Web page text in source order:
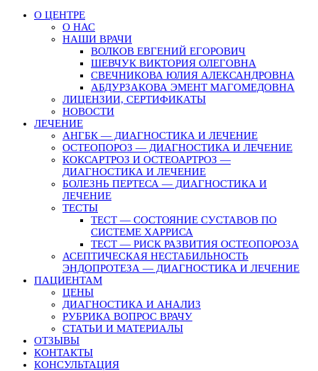
О ЦЕНТРЕ
О НАС
НАШИ ВРАЧИ
ВОЛКОВ ЕВГЕНИЙ ЕГОРОВИЧ
ШЕВЧУК ВИКТОРИЯ ОЛЕГОВНА
СВЕЧНИКОВА ЮЛИЯ АЛЕКСАНДРОВНА
АБДУРЗАКОВА ЭМЕНТ МАГОМЕДОВНА
ЛИЦЕНЗИИ, СЕРТИФИКАТЫ
НОВОСТИ
ЛЕЧЕНИЕ
АНГБК — ДИАГНОСТИКА И ЛЕЧЕНИЕ
ОСТЕОПОРОЗ — ДИАГНОСТИКА И ЛЕЧЕНИЕ
КОКСАРТРОЗ И ОСТЕОАРТРОЗ —
ДИАГНОСТИКА И ЛЕЧЕНИЕ
БОЛЕЗНЬ ПЕРТЕСА — ДИАГНОСТИКА И
ЛЕЧЕНИЕ
ТЕСТЫ
ТЕСТ — СОСТОЯНИЕ СУСТАВОВ ПО
СИСТЕМЕ ХАРРИСА
ТЕСТ — РИСК РАЗВИТИЯ ОСТЕОПОРОЗА
АСЕПТИЧЕСКАЯ НЕСТАБИЛЬНОСТЬ
ЭНДОПРОТЕЗА — ДИАГНОСТИКА И ЛЕЧЕНИЕ
ПАЦИЕНТАМ
ЦЕНЫ
ДИАГНОСТИКА И АНАЛИЗ
РУБРИКА ВОПРОС ВРАЧУ
СТАТЬИ И МАТЕРИАЛЫ
ОТЗЫВЫ
КОНТАКТЫ
КОНСУЛЬТАЦИЯ